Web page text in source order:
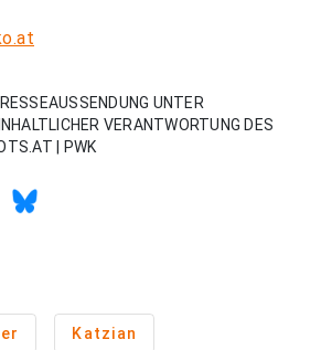
UNTER
VERANTWORTUNG DES
| PWK
Katzian